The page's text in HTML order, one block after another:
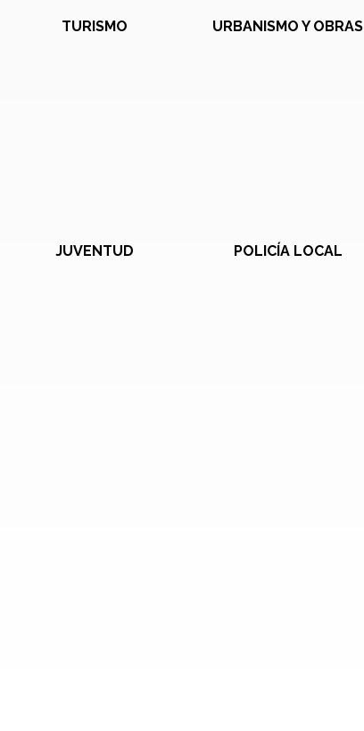
TURISMO URBANISMO Y OBRAS
JUVENTUD POLICÍA LOCAL